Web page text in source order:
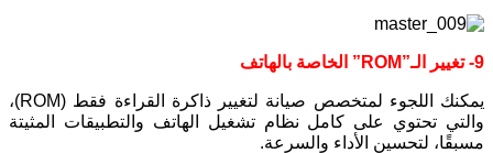
9- تغيير الـ”ROM” الخاصة بالهاتف
يمكنك اللجوء لمتخصص صيانة لتغيير ذاكرة القراءة فقط (ROM)،
والتي تحتوي على كامل نظام تشغيل الهاتف والتطبيقات المثيتة
مسبقًا، لتحسين الأداء والسرعة.